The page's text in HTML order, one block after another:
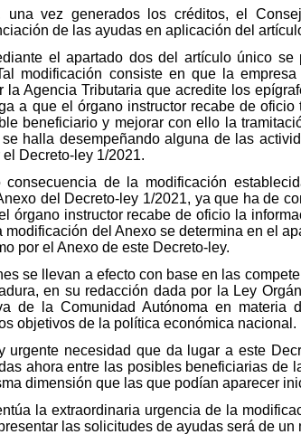
una vez generados los créditos, el
de las ayudas en aplicación del
el apartado dos del artículo único
modificación consiste en que la
la Agencia Tributaria que acredite los
a que el órgano instructor recabe de
beneficiario y mejorar con ello la
halla desempeñando alguna de las
Decreto-ley 1/2021.
consecuencia de la modificación
del Decreto-ley 1/2021, ya que ha de
órgano instructor recabe de oficio la
modificación del Anexo se determina en el
por el Anexo de este Decreto-ley.
se llevan a efecto con base en las
en su redacción dada por la Ley
de la Comunidad Autónoma en
objetivos de la política económica nacional.
urgente necesidad que da lugar a este
ahora entre las posibles beneficiarias de
dimensión que las que podían aparecer
la extraordinaria urgencia de la
las solicitudes de ayudas será de